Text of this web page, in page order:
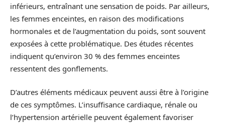
inférieurs, entraînant une sensation de poids. Par ailleurs,
les femmes enceintes, en raison des modifications
hormonales et de l’augmentation du poids, sont souvent
exposées à cette problématique. Des études récentes
indiquent qu’environ 30 % des femmes enceintes
ressentent des gonflements.
D’autres éléments médicaux peuvent aussi être à l’origine
de ces symptômes. L’insuffisance cardiaque, rénale ou
l’hypertension artérielle peuvent également favoriser